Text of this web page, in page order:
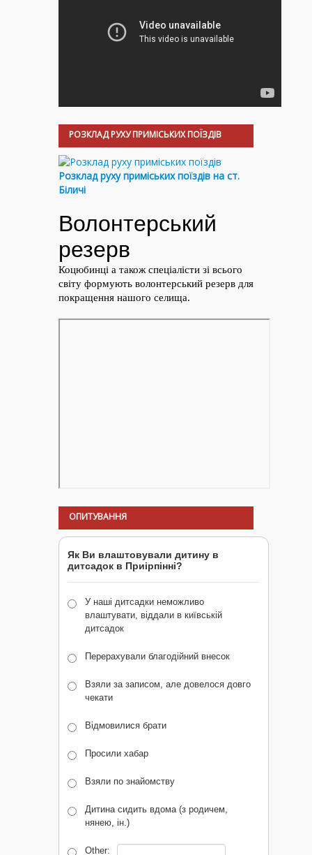
РОЗКЛАД РУХУ ПРИМІСЬКИХ ПОЇЗДІВ
Розклад руху приміських поїздів на ст.
Біличі
ОПИТУВАННЯ
Як Ви влаштовували дитину в
дитсадок в Приірпінні?
У наші дитсадки неможливо
влаштувати, віддали в київській
дитсадок
Перерахували благодійний внесок
Взяли за записом, але довелося довго
чекати
Відмовилися брати
Просили хабар
Взяли по знайомству
Дитина сидить вдома (з родичем,
нянею, ін.)
Other: